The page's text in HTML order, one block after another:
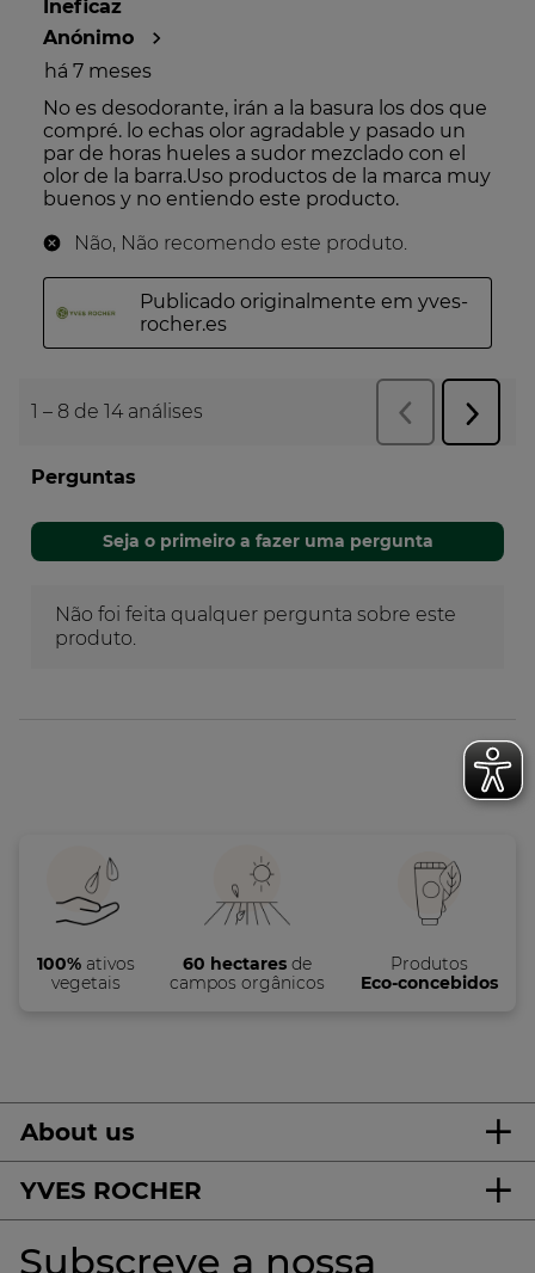
100%ativos
vegetais
60 hectares de
campos orgânicos
Produtos
Eco-concebidos
About us
YVES ROCHER
Subscreve a nossa